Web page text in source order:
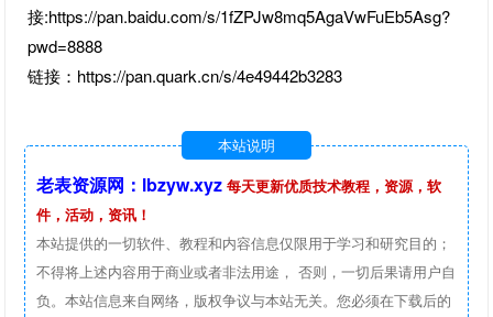
接:https://pan.baidu.com/s/1fZPJw8mq5AgaVwFuEb5Asg?
pwd=8888
链接：https://pan.quark.cn/s/4e49442b3283
本站说明
老表资源网：lbzyw.xyz 每天更新优质技术教程，资源，软
件，活动，资讯！
本站提供的一切软件、教程和内容信息仅限用于学习和研究目的；
不得将上述内容用于商业或者非法用途， 否则，一切后果请用户自
负。本站信息来自网络，版权争议与本站无关。您必须在下载后的